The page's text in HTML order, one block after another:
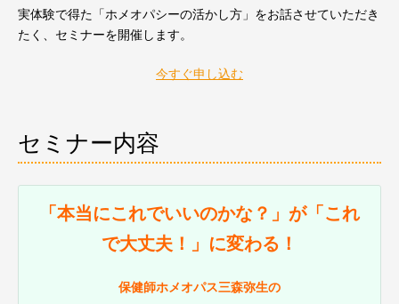
実体験で得た「ホメオパシーの活かし方」をお話させていただき
たく、セミナーを開催します。
今すぐ申し込む
セミナー内容
「本当にこれでいいのかな？」が「これ
で大丈夫！」に変わる！
保健師ホメオパス三森弥生の